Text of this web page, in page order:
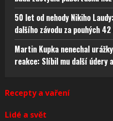
50 let od nehody Nikiho
dalšího závodu za pouhých
Martin Kupka nenechal
reakce: Slíbil mu další údery
Recepty a vaření
Lidé a svět